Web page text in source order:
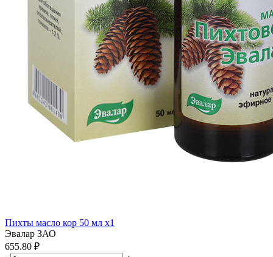
Пихты масло кор 50 мл x1
Эвалар ЗАО
655.80 ₽